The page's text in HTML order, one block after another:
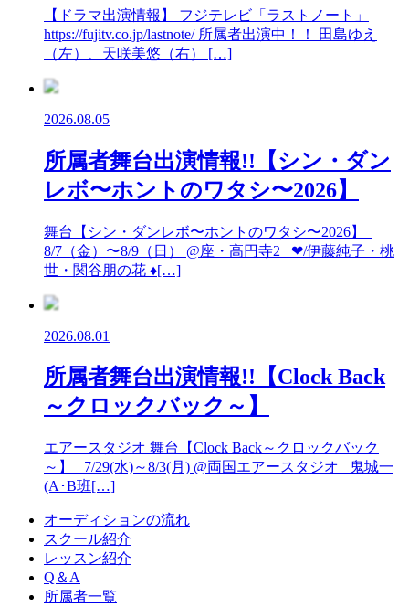
【ドラマ出演情報】 フジテレビ「ラストノート」
https://fujitv.co.jp/lastnote/ 所属者出演中！！ 田島ゆえ
（左）、天咲美悠（右） […]
2026.08.05
所属者舞台出演情報!!【シン・ダン
レボ〜ホントのワタシ〜2026】
舞台【シン・ダンレボ〜ホントのワタシ〜2026】
8/7（金）〜8/9（日） @座・高円寺2 ❤︎/伊藤純子・桃
世・関谷朋の花 ♦︎[…]
2026.08.01
所属者舞台出演情報!!【Clock Back
～クロックバック～】
エアースタジオ 舞台【Clock Back～クロックバック
～】 7/29(水)～8/3(月) @両国エアースタジオ 鬼城一
(A･B班[…]
オーディションの流れ
スクール紹介
レッスン紹介
Q＆A
所属者一覧